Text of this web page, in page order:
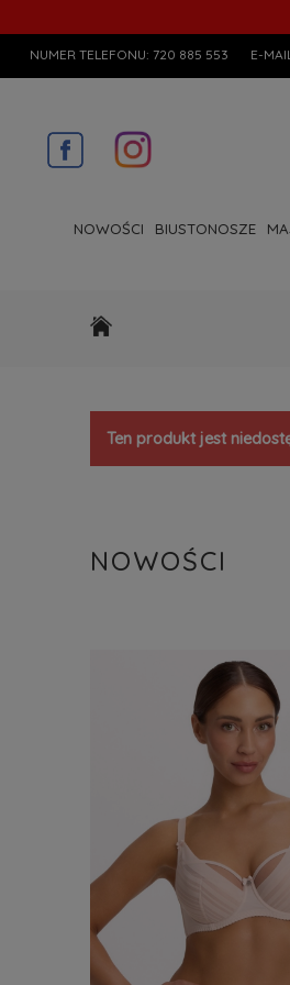
NUMER TELEFONU: 720 885 553 E-
NOWOŚCI BIUSTONOSZE
Ten produkt jest
NOWOŚCI